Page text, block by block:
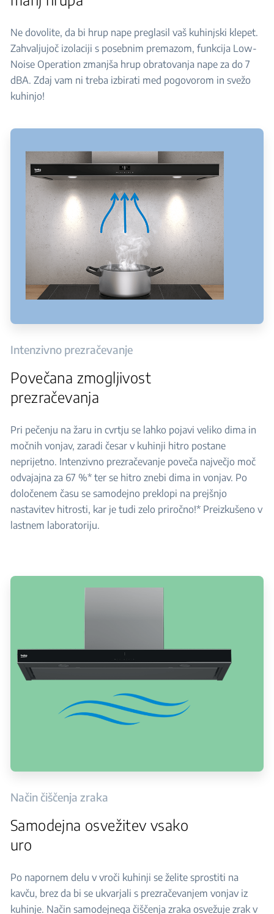
Ne dovolite, da bi hrup nape preglasil vaš kuhinjski klepet.
Zahvaljujoč izolaciji s posebnim premazom, funkcija Low-
Noise Operation zmanjša hrup obratovanja nape za do 7
dBA. Zdaj vam ni treba izbirati med pogovorom in svežo
kuhinjo!
Intenzivno prezračevanje
Povečana zmogljivost
prezračevanja
Pri pečenju na žaru in cvrtju se lahko pojavi veliko dima in
močnih vonjav, zaradi česar v kuhinji hitro postane
neprijetno. Intenzivno prezračevanje poveča največjo moč
odvajajna za 67 %* ter se hitro znebi dima in vonjav. Po
določenem času se samodejno preklopi na prejšnjo
nastavitev hitrosti, kar je tudi zelo priročno!* Preizkušeno v
lastnem laboratoriju.
Način čiščenja zraka
Samodejna osvežitev vsako
uro
Po napornem delu v vroči kuhinji se želite sprostiti na
kavču, brez da bi se ukvarjali s prezračevanjem vonjav iz
kuhinje. Način samodejnega čiščenja zraka osvežuje zrak v